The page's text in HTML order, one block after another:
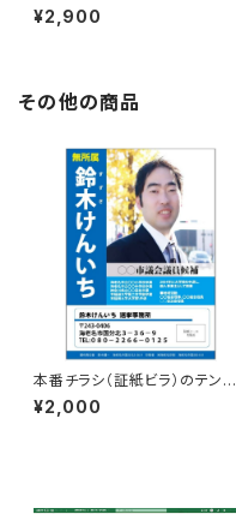
¥2,900
その他の商品
本番チラシ（証紙ビラ）のテンプ
レート
¥2,000